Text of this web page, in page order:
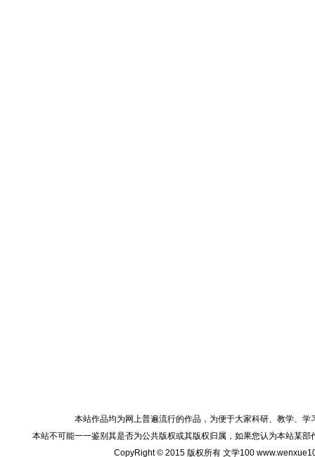
本站作品均为网上普遍流行的作品，为便于大家科研、教学、
本站不可能一一鉴别其是否为公共版权或其版权归属，如果您认为本站某
CopyRight © 2015 版权所有 文学100